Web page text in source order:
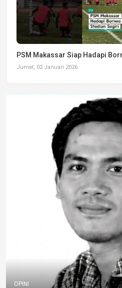
PSM Makassar Siap Hadapi
Jumat, 02 Januari 2026
OPINI